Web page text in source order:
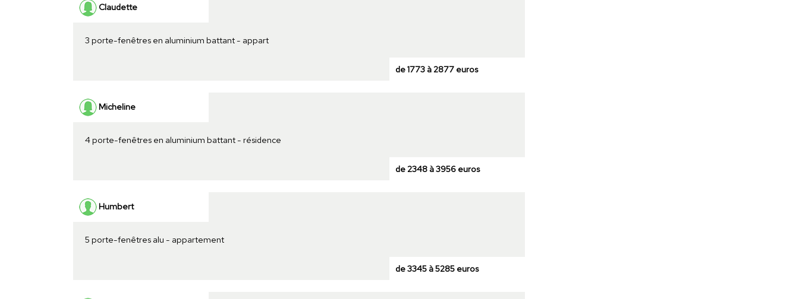
Claudette
3 porte-fenêtres en aluminium battant - appart
de 1773 à 2877 euros
Micheline
4 porte-fenêtres en aluminium battant - résidence
de 2348 à 3956 euros
Humbert
5 porte-fenêtres alu - appartement
de 3345 à 5285 euros